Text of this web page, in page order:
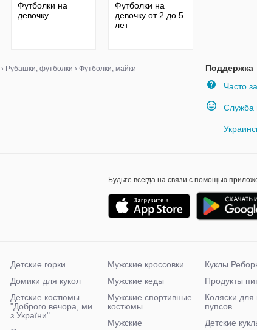
Футболки на
девочку
Футболки на
девочку от 2 до 5
лет
Поддержка
Часто
Служба
› Рубашки, футболки › Футболки, майки
Будьте всегда на связи с помощью
Детские горки
Домики для кукол
Детские костюмы
"Доброго вечора, ми
з України"
Мужские кроссовки
Мужские кеды
Мужские спортивные
костюмы
Мужские
Куклы
Продукты
Коляски для
пупсов
Детские